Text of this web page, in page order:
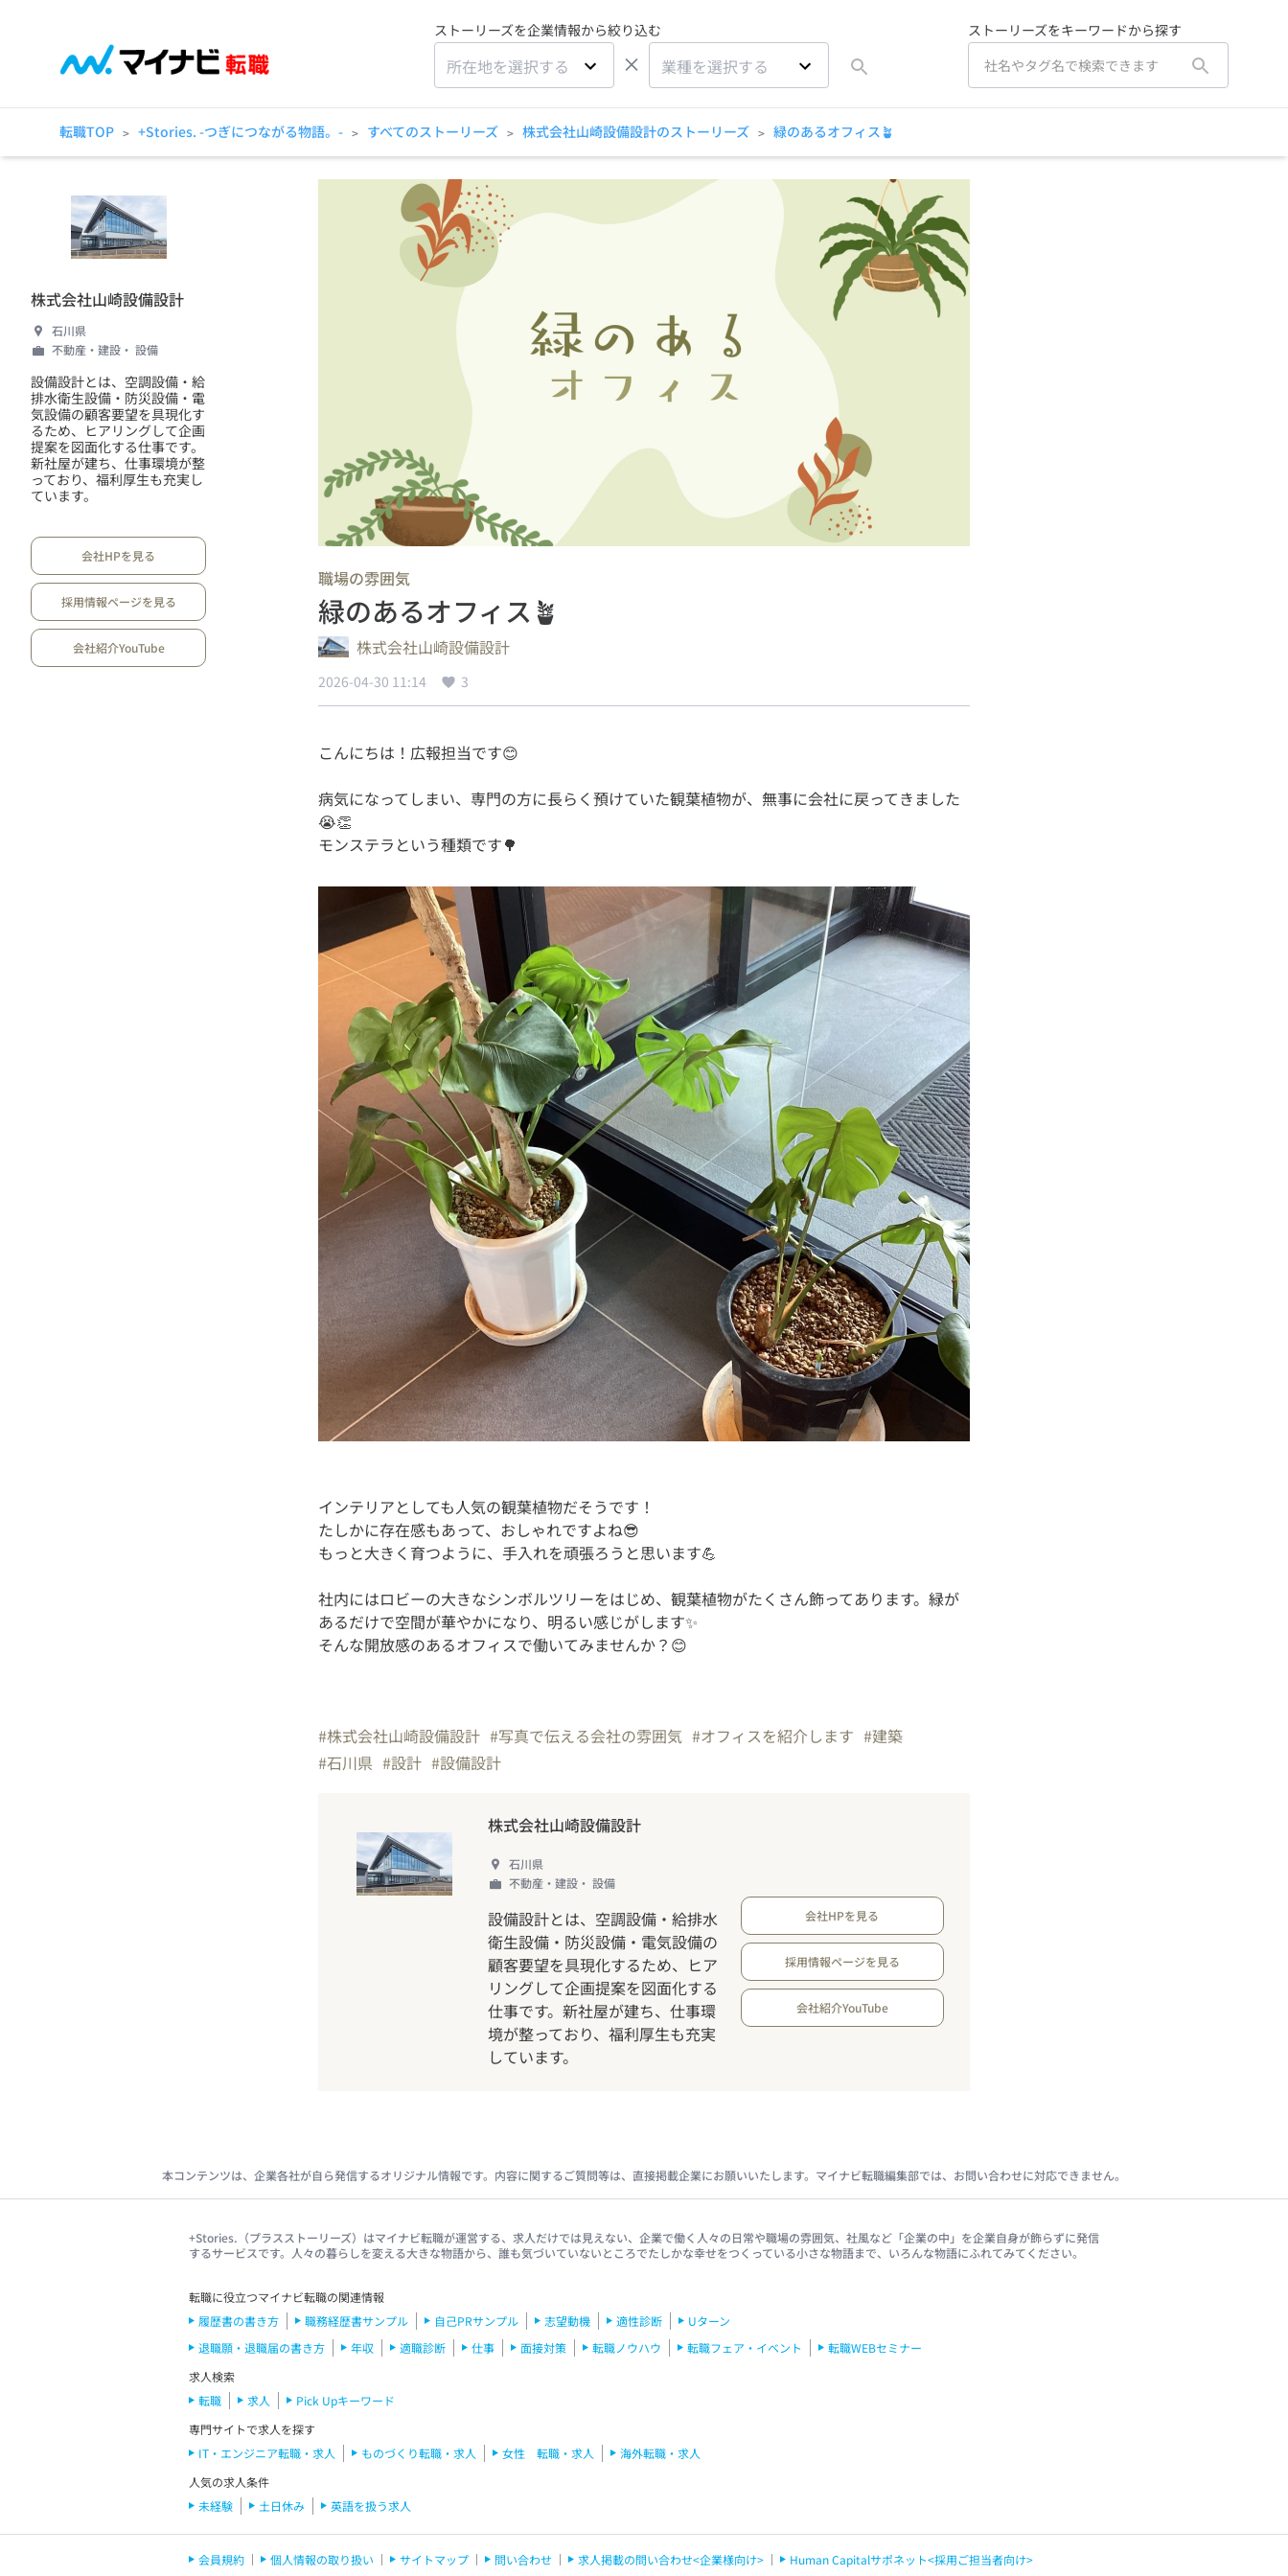
ストーリーズを企業情報から絞り込む
所在地を選択する × 業種を選択する
ストーリーズをキーワードから探す
転職TOP > +Stories. -つぎにつながる物語。- > すべてのストーリーズ > 株式会社山崎設備設計のストーリーズ > 緑のあるオフィス🪴
株式会社山崎設備設計
石川県
不動産・建設・ 設備
設備設計とは、空調設備・給
排水衛生設備・防災設備・電
気設備の顧客要望を具現化す
るため、ヒアリングして企画
提案を図面化する仕事です。
新社屋が建ち、仕事環境が整
っており、福利厚生も充実し
ています。
会社HPを見る
採用情報ページを見る
会社紹介YouTube
職場の雰囲気
緑のあるオフィス🪴
株式会社山崎設備設計
2026-04-30 11:14 3
病気になってしまい、専門の方に長らく預けていた観葉植物が、無事に会社に戻ってきました
😭👏
インテリアとしても人気の観葉植物だそうです！
たしかに存在感もあって、おしゃれですよね😎
社内にはロビーの大きなシンボルツリーをはじめ、観葉植物がたくさん飾ってあります。緑が
あるだけで空間が華やかになり、明るい感じがします✨
そんな開放感のあるオフィスで働いてみませんか？😊
#株式会社山崎設備設計 #写真で伝える会社の雰囲気 #オフィスを紹介します #建築
#石川県 #設計 #設備設計
株式会社山崎設備設計
石川県
不動産・建設・ 設備
設備設計とは、空調設備・給排水
衛生設備・防災設備・電気設備の
顧客要望を具現化するため、ヒア
リングして企画提案を図面化する
仕事です。新社屋が建ち、仕事環
境が整っており、福利厚生も充実
しています。
会社HPを見る
採用情報ページを見る
会社紹介YouTube
本コンテンツは、企業各社が自ら発信するオリジナル情報です。内容に関するご質問等は、直接掲載企業にお願いいたします。マイナビ転職編集部では、お問い合わせに対応できません。
+Stories.（プラスストーリーズ）はマイナビ転職が運営する、求人だけでは見えない、企業で働く人々の日常や職場の雰囲気、社風など「企業の中」を企業自身が飾らずに発信
するサービスです。人々の暮らしを変える大きな物語から、誰も気づいていないところでたしかな幸せをつくっている小さな物語まで、いろんな物語にふれてみてください。
転職に役立つマイナビ転職の関連情報
履歴書の書き方
職務経歴書サンプル 自己PRサンプル 志望動機 適性診断
Uターン
退職願・退職届の書き方
年収 適職診断 仕事 面接対策 転職ノウハウ 転職フェア・イベント
転職WEBセミナー
求人検索
転職
求人
Pick Upキーワード
専門サイトで求人を探す
IT・エンジニア転職・求人
ものづくり転職・求人 女性 転職・求人
海外転職・求人
人気の求人条件
未経験
土日休み 英語を扱う求人
会員規約 個人情報の取り扱い サイトマップ 問い合わせ 求人掲載の問い合わせ<企業様向け> Human Capitalサポネット<採用ご担当者向け>